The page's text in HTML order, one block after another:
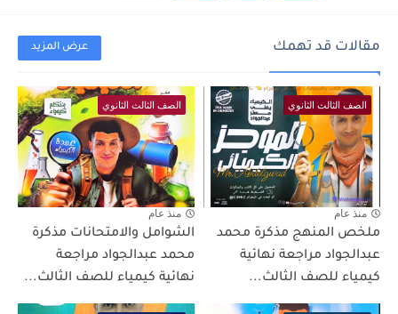
مقالات قد تهمك عرض المزيد
الصف الثالث الثانوي
منذ عام
ملخص المنهج مذكرة محمد
عبدالجواد مراجعة نهائية
كيمياء للصف الثالث...
الصف الثالث الثانوي
منذ عام
الشوامل والامتحانات مذكرة
محمد عبدالجواد مراجعة
نهائية كيمياء للصف الثالث...